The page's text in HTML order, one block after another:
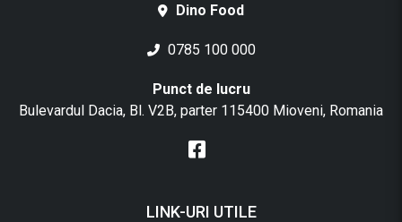
Dino Food
0785 100 000
Punct de lucru
Bulevardul Dacia, Bl. V2B, parter 115400 Mioveni, Romania
LINK-URI UTILE